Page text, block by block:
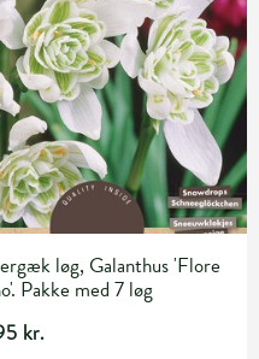
løg, Galanthus 'Flore
Pakke med 7 løg
kr.